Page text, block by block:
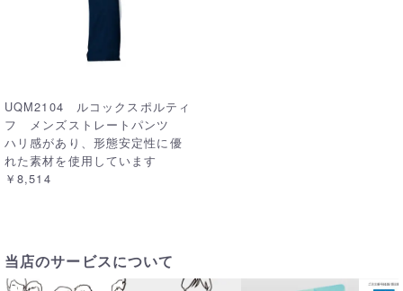
UQM2104 ルコックスポルティ
フ メンズストレートパンツ
ハリ感があり、形態安定性に優
れた素材を使用しています
￥8,514
当店のサービスについて